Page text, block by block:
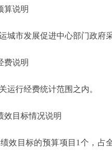
说明
市发展促进中心部门政府
说明
行经费统计范围之内。
目标情况说明
目标的预算项目1个，占全